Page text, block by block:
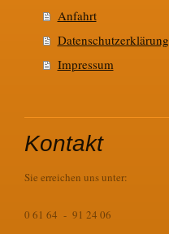
Anfahrt
Datenschutzerklärung
Impressum
Kontakt
Sie erreichen uns unter:
0 61 64 - 91 24 06